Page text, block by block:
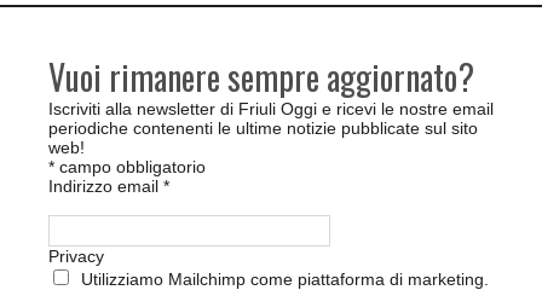
Vuoi rimanere sempre aggiornato?
Iscriviti alla newsletter di Friuli Oggi e ricevi le nostre email
periodiche contenenti le ultime notizie pubblicate sul sito
web!
* campo obbligatorio
Indirizzo email *
Privacy
Utilizziamo Mailchimp come piattaforma di marketing.